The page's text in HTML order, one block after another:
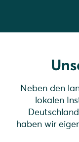
Neben den
lokalen
haben wir